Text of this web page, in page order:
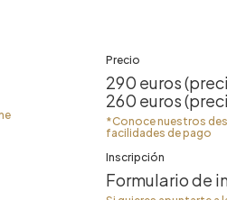
Precio
290 euros
260 euros
*Conoce nuestros
facilidades de pago
Inscripción
Formulario de